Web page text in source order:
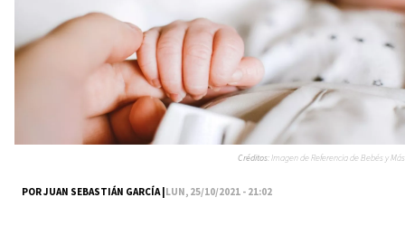
POR JUAN SEBASTIÁN GARCÍA |LUN, 25/10/2021 - 21:02
Créditos:Imagen de Referencia de Bebés y Más